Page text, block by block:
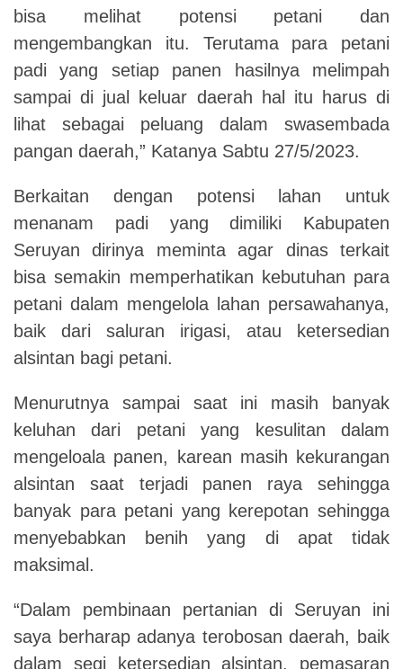
bisa melihat potensi petani dan
mengembangkan itu. Terutama para petani
padi yang setiap panen hasilnya melimpah
sampai di jual keluar daerah hal itu harus di
lihat sebagai peluang dalam swasembada
pangan daerah,” Katanya Sabtu 27/5/2023.
Berkaitan dengan potensi lahan untuk
menanam padi yang dimiliki Kabupaten
Seruyan dirinya meminta agar dinas terkait
bisa semakin memperhatikan kebutuhan para
petani dalam mengelola lahan persawahanya,
baik dari saluran irigasi, atau ketersedian
alsintan bagi petani.
Menurutnya sampai saat ini masih banyak
keluhan dari petani yang kesulitan dalam
mengeloala panen, karean masih kekurangan
alsintan saat terjadi panen raya sehingga
banyak para petani yang kerepotan sehingga
menyebabkan benih yang di apat tidak
maksimal.
“Dalam pembinaan pertanian di Seruyan ini
saya berharap adanya terobosan daerah, baik
dalam segi ketersedian alsintan, pemasaran